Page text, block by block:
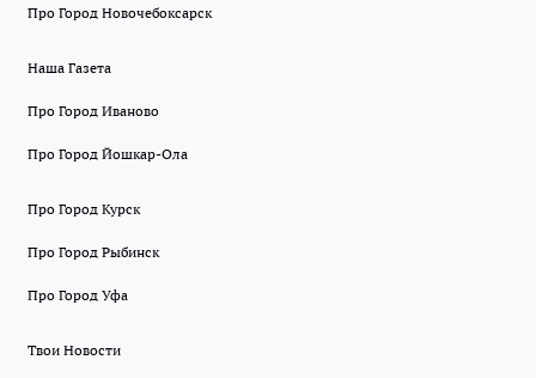
Про Город Новочебоксарск
Наша Газета
Про Город Иваново
Про Город Йошкар-Ола
Про Город Курск
Про Город Рыбинск
Про Город Уфа
Твои Новости